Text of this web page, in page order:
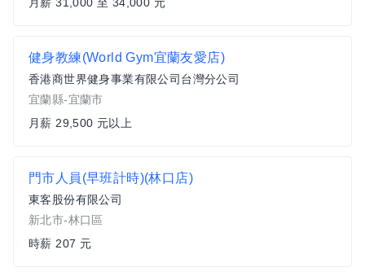
健身教練(World Gym宜蘭友愛店)
香港商世界健身事業有限公司台灣分公司
宜蘭縣-宜蘭市
月薪 29,500 元以上
門市人員(早班計時)(林口店)
東客股份有限公司
新北市-林口區
時薪 207 元